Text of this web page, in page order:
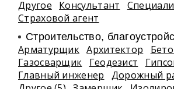
Другое Консультант
Страховой агент
Строительство,
Арматурщик Архитектор
Газосварщик
Геодезист
Главный инженер
Дорожный